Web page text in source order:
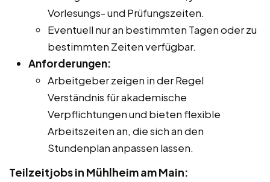
Vorlesungs- und Prüfungszeiten.
Eventuell nur an bestimmten Tagen oder zu
bestimmten Zeiten verfügbar.
Anforderungen:
Arbeitgeber zeigen in der Regel
Verständnis für akademische
Verpflichtungen und bieten flexible
Arbeitszeiten an, die sich an den
Stundenplan anpassen lassen.
Teilzeitjobs in Mühlheim am Main: